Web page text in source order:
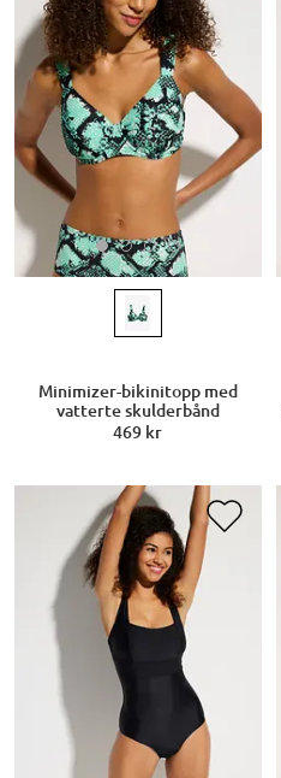
Minimizer-bikinitopp med
vatterte skulderbånd
469 kr